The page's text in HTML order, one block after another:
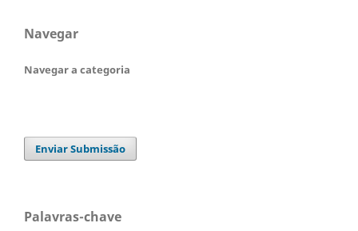
Navegar
Navegar a categoria
Enviar Submissão
Palavras-chave